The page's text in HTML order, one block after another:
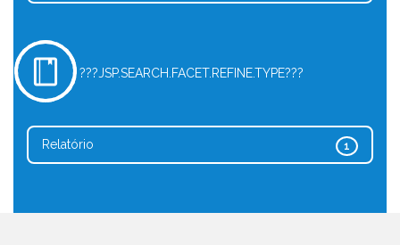
???JSP.SEARCH.FACET.REFINE.TYPE???
1
Relatório